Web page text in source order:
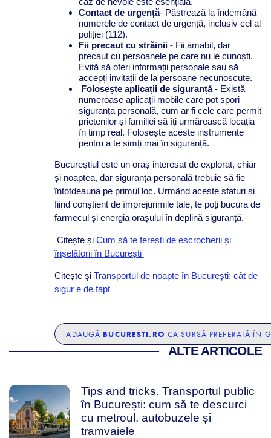
Contact de urgență- Păstrează la îndemână
numerele de contact de urgență, inclusiv cel al
poliției (112).
Fii precaut cu străinii- Fii amabil, dar
precaut cu persoanele pe care nu le cunoști.
Evită să oferi informații personale sau să
accepți invitații de la persoane necunoscute.
Folosește aplicații de siguranță- Există
numeroase aplicații mobile care pot spori
siguranța personală, cum ar fi cele care permit
prietenilor și familiei să îți urmărească locația
în timp real. Folosește aceste instrumente
pentru a te simți mai în siguranță.
Bucureștiul este un oraș interesat de explorat, chiar
și noaptea, dar siguranța personală trebuie să fie
întotdeauna pe primul loc. Urmând aceste sfaturi și
fiind conștient de împrejurimile tale, te poți bucura de
farmecul și energia orașului în deplină siguranță.
Citește și Cum să te ferești de escrocherii și
înșelătorii în București
Citeşte şi Transportul de noapte în București: cât de
sigur e de fapt
ADAUGĂ BUCURESTI.RO CA SURSĂ PREFERATĂ ÎN
ALTE ARTICOLE
Tips and tricks. Transportul public
în București: cum să te descurci
cu metroul, autobuzele și
tramvaiele